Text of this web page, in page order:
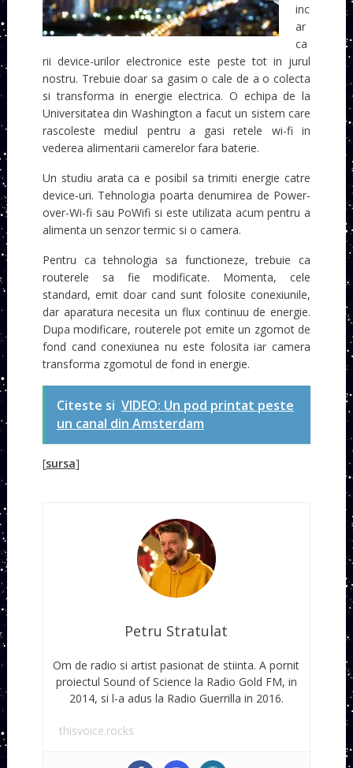
inc
ar
ca
rii device-urilor electronice este peste tot in jurul
nostru. Trebuie doar sa gasim o cale de a o colecta
si transforma in energie electrica. O echipa de la
Universitatea din Washington a facut un sistem care
rascoleste mediul pentru a gasi retele wi-fi in
vederea alimentarii camerelor fara baterie.
Un studiu arata ca e posibil sa trimiti energie catre
device-uri. Tehnologia poarta denumirea de Power-
over-Wi-fi sau PoWifi si este utilizata acum pentru a
alimenta un senzor termic si o camera.
Pentru ca tehnologia sa functioneze, trebuie ca
routerele sa fie modificate. Momenta, cele
standard, emit doar cand sunt folosite conexiunile,
dar aparatura necesita un flux continuu de energie.
Dupa modificare, routerele pot emite un zgomot de
fond cand conexiunea nu este folosita iar camera
transforma zgomotul de fond in energie.
Citeste si VIDEO: Un pod printat peste
un canal din Amsterdam
[sursa]
Petru Stratulat
Om de radio si artist pasionat de stiinta. A pornit
proiectul Sound of Science la Radio Gold FM, in
2014, si l-a adus la Radio Guerrilla in 2016.
thisvoice.rocks